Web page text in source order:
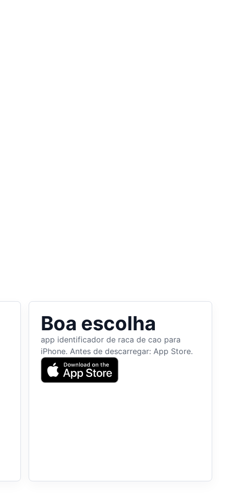
Boa escolha
app identificador de raca de cao para
iPhone. Antes de descarregar: App Store.